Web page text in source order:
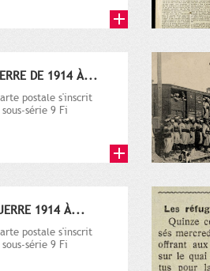
DE 1914 À...
postale s'inscrit
série 9 Fi
1914 À...
postale s'inscrit
série 9 Fi